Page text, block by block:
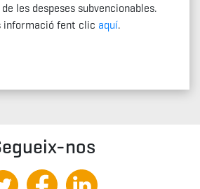
les despeses subvencionables.
informació fent clic aquí.
nos